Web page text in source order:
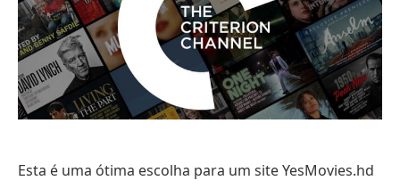
Esta é uma ótima escolha para um site YesMovies.hd